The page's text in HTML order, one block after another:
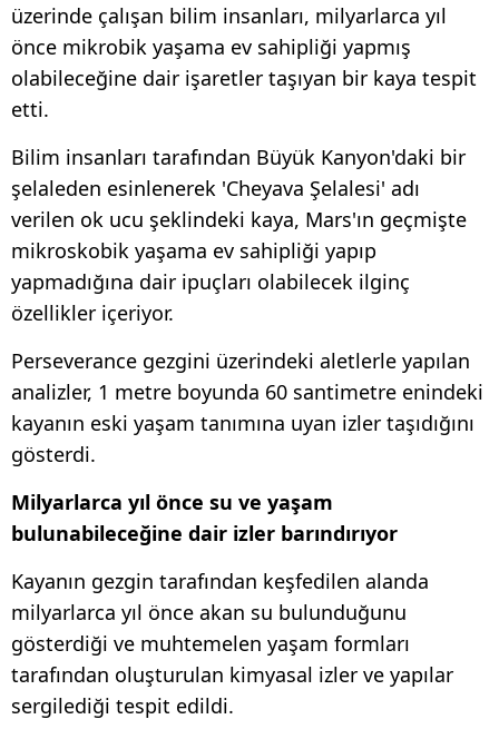
üzerinde çalışan bilim insanları, milyarlarca yıl
önce mikrobik yaşama ev sahipliği yapmış
olabileceğine dair işaretler taşıyan bir kaya tespit
etti.
Bilim insanları tarafından Büyük Kanyon'daki bir
şelaleden esinlenerek 'Cheyava Şelalesi' adı
verilen ok ucu şeklindeki kaya, Mars'ın geçmişte
mikroskobik yaşama ev sahipliği yapıp
yapmadığına dair ipuçları olabilecek ilginç
özellikler içeriyor.
Perseverance gezgini üzerindeki aletlerle yapılan
analizler, 1 metre boyunda 60 santimetre enindeki
kayanın eski yaşam tanımına uyan izler taşıdığını
gösterdi.
Milyarlarca yıl önce su ve yaşam
bulunabileceğine dair izler barındırıyor
Kayanın gezgin tarafından keşfedilen alanda
milyarlarca yıl önce akan su bulunduğunu
gösterdiği ve muhtemelen yaşam formları
tarafından oluşturulan kimyasal izler ve yapılar
sergilediği tespit edildi.